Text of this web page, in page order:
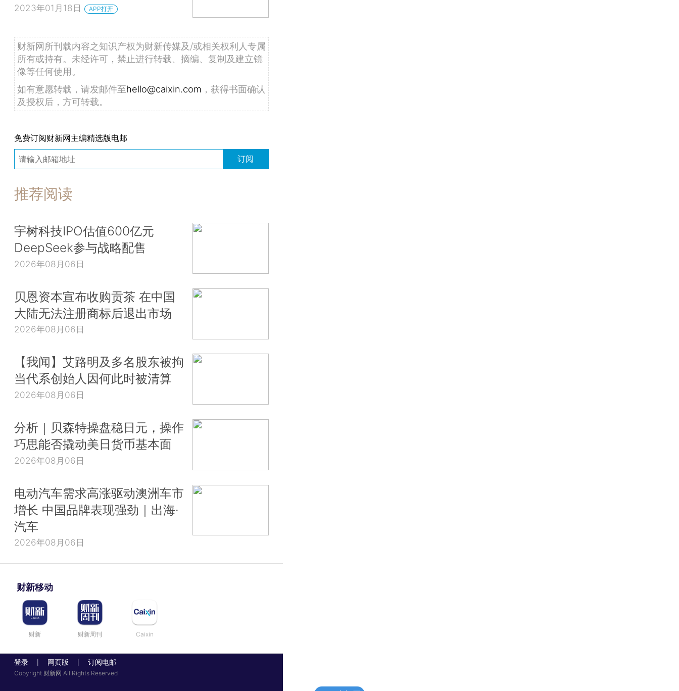
2023年01月18日 APP打开
财新网所刊载内容之知识产权为财新传媒及/或相关权利人专属
所有或持有。未经许可，禁止进行转载、摘编、复制及建立镜
像等任何使用。
如有意愿转载，请发邮件至hello@caixin.com ，获得书面确认
及授权后，方可转载。
免费订阅财新网主编精选版电邮
订阅
推荐阅读
宇树科技IPO估值600亿元
DeepSeek参与战略配售
2026年08月06日
贝恩资本宣布收购贡茶 在中国
大陆无法注册商标后退出市场
2026年08月06日
【我闻】艾路明及多名股东被拘
当代系创始人因何此时被清算
2026年08月06日
分析｜贝森特操盘稳日元，操作
巧思能否撬动美日货币基本面
2026年08月06日
电动汽车需求高涨驱动澳洲车市
增长 中国品牌表现强劲｜出海·
汽车
2026年08月06日
财新移动
财新 财新周刊 Caixin
登录 网页版 订阅电邮
Copyright 财新网 All Rights Reserved